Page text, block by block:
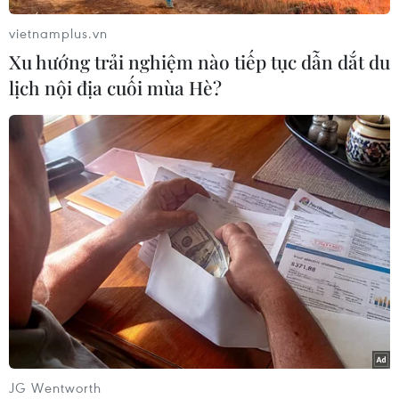
Tổng Biên tập: TRẦN TIẾN DUẨN
Phó Tổng Biên tập: NGUYỄN THỊ TÁM, KHÚC THANH
THỦY
Sở hữu trí tuệ
Quy định sử dụng
RSS
Hỗ trợ
Ngôn ngữ
TTXVN
Dịch vụ tin
Quảng cáo
vietnamplus.vn
Xu hướng trải nghiệm nào tiếp tục dẫn dắt du
lịch nội địa cuối mùa Hè?
JG Wentworth